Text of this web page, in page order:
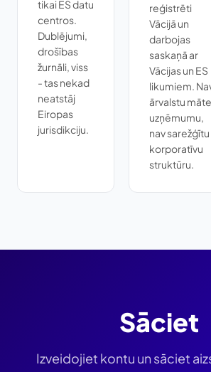
tikai ES datu
centros.
Dublējumi,
drošības
žurnāli, viss
- tas nekad
neatstāj
Eiropas
jurisdikciju.
reģistrēti
Vācijā un
darbojas
saskaņā ar
Vācijas un ES
likumiem.
ārvalstu
uzņēmumu,
nav sarežģītu
korporatīvu
struktūru.
Sāciet
Izveidojiet kontu un sāciet